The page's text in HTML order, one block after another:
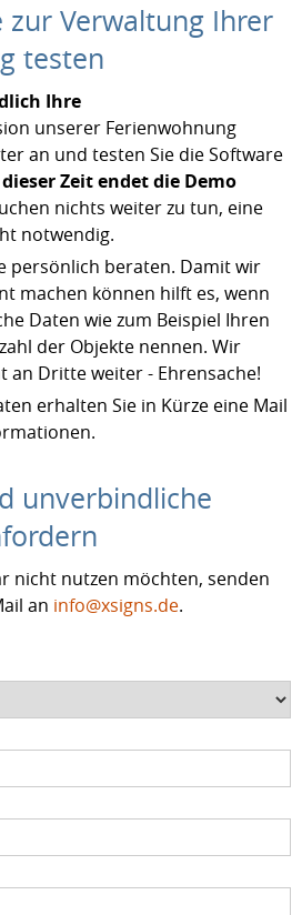
zur Verwaltung Ihrer
testen
Ihre
unserer Ferienwohnung
an und testen Sie die Software
Zeit endet die Demo
nichts weiter zu tun, eine
notwendig.
persönlich beraten. Damit wir
machen können hilft es, wenn
Daten wie zum Beispiel Ihren
der Objekte nennen. Wir
an Dritte weiter - Ehrensache!
erhalten Sie in Kürze eine Mail
unverbindliche
nicht nutzen möchten, senden
an info@xsigns.de.